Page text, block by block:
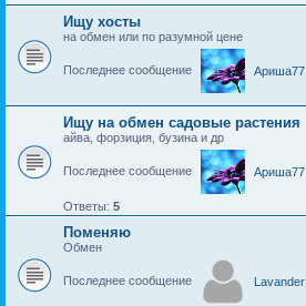
Ищу хосты
на обмен или по разумной цене
Последнее сообщение Ариша77
Ищу на обмен садовые растения
айва, форзиция, бузина и др
Последнее сообщение Ариша77
Ответы: 5
Поменяю
Обмен
Последнее сообщение Lavander